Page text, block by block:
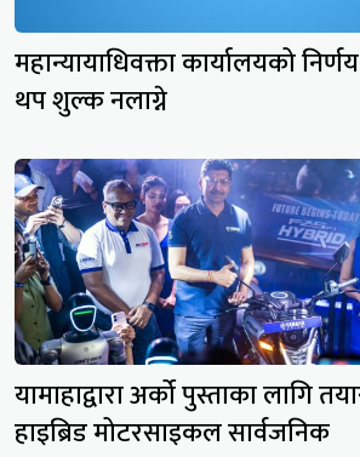
महान्यायाधिवक्ता कार्यालयको
थप शुल्क नलाग्ने
यामाहाद्वारा अर्को पुस्ताका लागि
हाइब्रिड मोटरसाइकल सार्वजनिक